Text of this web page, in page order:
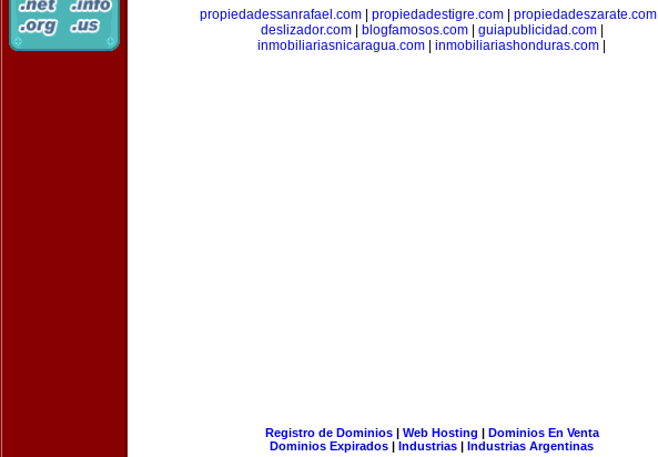
propiedadessanrafael.com
propiedadestigre.com propiedadeszarate.com
deslizador.com| blogfamosos.com| guiapublicidad.com|
inmobiliariasnicaragua.com
inmobiliariashonduras.com
Registro de Dominios| Web Hosting | Dominios En Venta
Dominios Expirados | Industrias | Industrias Argentinas